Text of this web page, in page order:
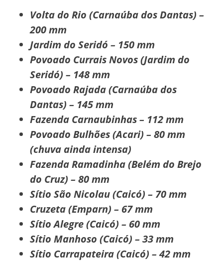
Volta do Rio (Carnaúba dos Dantas) –
200 mm
Jardim do Seridó – 150 mm
Povoado Currais Novos (Jardim do
Seridó) – 148 mm
Povoado Rajada (Carnaúba dos
Dantas) – 145 mm
Fazenda Carnaubinhas – 112 mm
Povoado Bulhões (Acari) – 80 mm
(chuva ainda intensa)
Fazenda Ramadinha (Belém do Brejo
do Cruz) – 80 mm
Sítio São Nicolau (Caicó) – 70 mm
Cruzeta (Emparn) – 67 mm
Sítio Alegre (Caicó) – 60 mm
Sítio Manhoso (Caicó) – 33 mm
Sítio Carrapateira (Caicó) – 42 mm